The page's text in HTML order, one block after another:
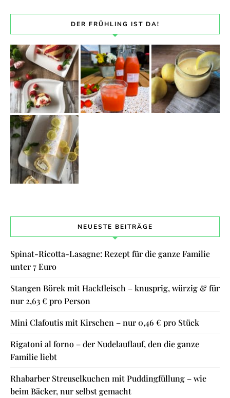
DER FRÜHLING IST DA!
NEUESTE BEITRÄGE
Spinat-Ricotta-Lasagne: Rezept für die ganze Familie
unter 7 Euro
Stangen Börek mit Hackfleisch – knusprig, würzig & für
nur 2,63 € pro Person
Mini Clafoutis mit Kirschen – nur 0,46 € pro Stück
Rigatoni al forno – der Nudelauflauf, den die ganze
Familie liebt
Rhabarber Streuselkuchen mit Puddingfüllung – wie
beim Bäcker, nur selbst gemacht